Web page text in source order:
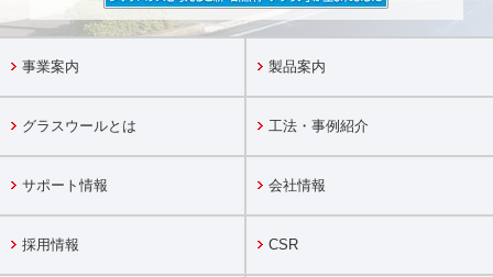
事業案内 製品案内
グラスウールとは 工法・事例紹介
サポート情報 会社情報
採用情報 CSR